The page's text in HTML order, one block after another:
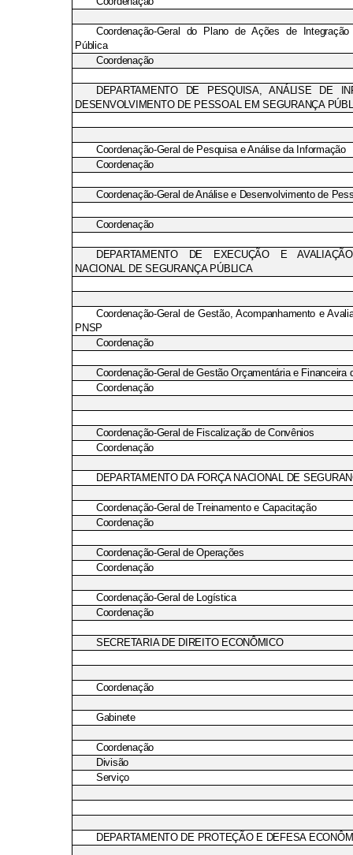
Coordenação-Geral do Plano de Ações de
Pública
Coordenação
DEPARTAMENTO DE PESQUISA, ANÁLISE DE
DESENVOLVIMENTO DE PESSOAL EM SEGURANÇA
Coordenação-Geral de Pesquisa e Análise da Informação
Coordenação
Coordenação-Geral de Análise e Desenvolvimento de
Coordenação
DEPARTAMENTO DE EXECUÇÃO E
NACIONAL DE SEGURANÇA PÚBLICA
Coordenação-Geral de Gestão, Acompanhamento e
PNSP
Coordenação
Coordenação-Geral de Gestão Orçamentária e Financeira
Coordenação
Coordenação-Geral de Fiscalização de Convênios
Coordenação
DEPARTAMENTO DA FORÇA NACIONAL DE
Coordenação-Geral de Treinamento e Capacitação
Coordenação
Coordenação-Geral de Operações
Coordenação
Coordenação-Geral de Logística
Coordenação
SECRETARIA DE DIREITO ECONÔMICO
Coordenação
Gabinete
Coordenação
Divisão
Serviço
DEPARTAMENTO DE PROTEÇÃO E DEFESA